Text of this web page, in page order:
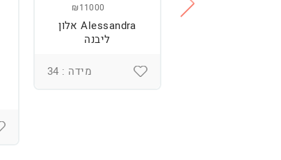
₪11000
Alessandra אלון
ליבנה
מידה : 34